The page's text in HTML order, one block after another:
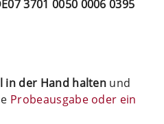
3701 0050 0006 0395
in der Hand halten und
Probeausgabe oder ein